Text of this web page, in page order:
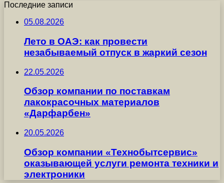
Последние записи
05.08.2026
Лето в ОАЭ: как провести
незабываемый отпуск в жаркий сезон
22.05.2026
Обзор компании по поставкам
лакокрасочных материалов
«Дарфарбен»
20.05.2026
Обзор компании «Технобытсервис»
оказывающей услуги ремонта техники и
электроники